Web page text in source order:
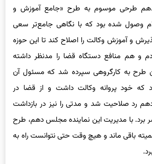
وصول شده بود که با نگاهی جامع‌تر سعی
و آموزش وکالت را اصلاح کند تا این حوزه
و هم منافع دستگاه قضا را مدنظر داشته
طرح به کارگروهی سپرده شد که مسئول آن
که خود پروانه وکالت داشت و از قضا در
رد صلاحیت شد و مدتی را نیز در بازداشت
برد. با مدیریت این نماینده مجلس دهم، طرح
باقی ماند و هیچ وقت حتی نتوانست راه به
قضا با این موضوع از اساس متفاوت بوده